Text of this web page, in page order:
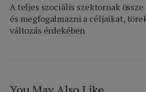
A teljes szociális szektornak
és megfogalmazni a céljaikat,
változás érdekében